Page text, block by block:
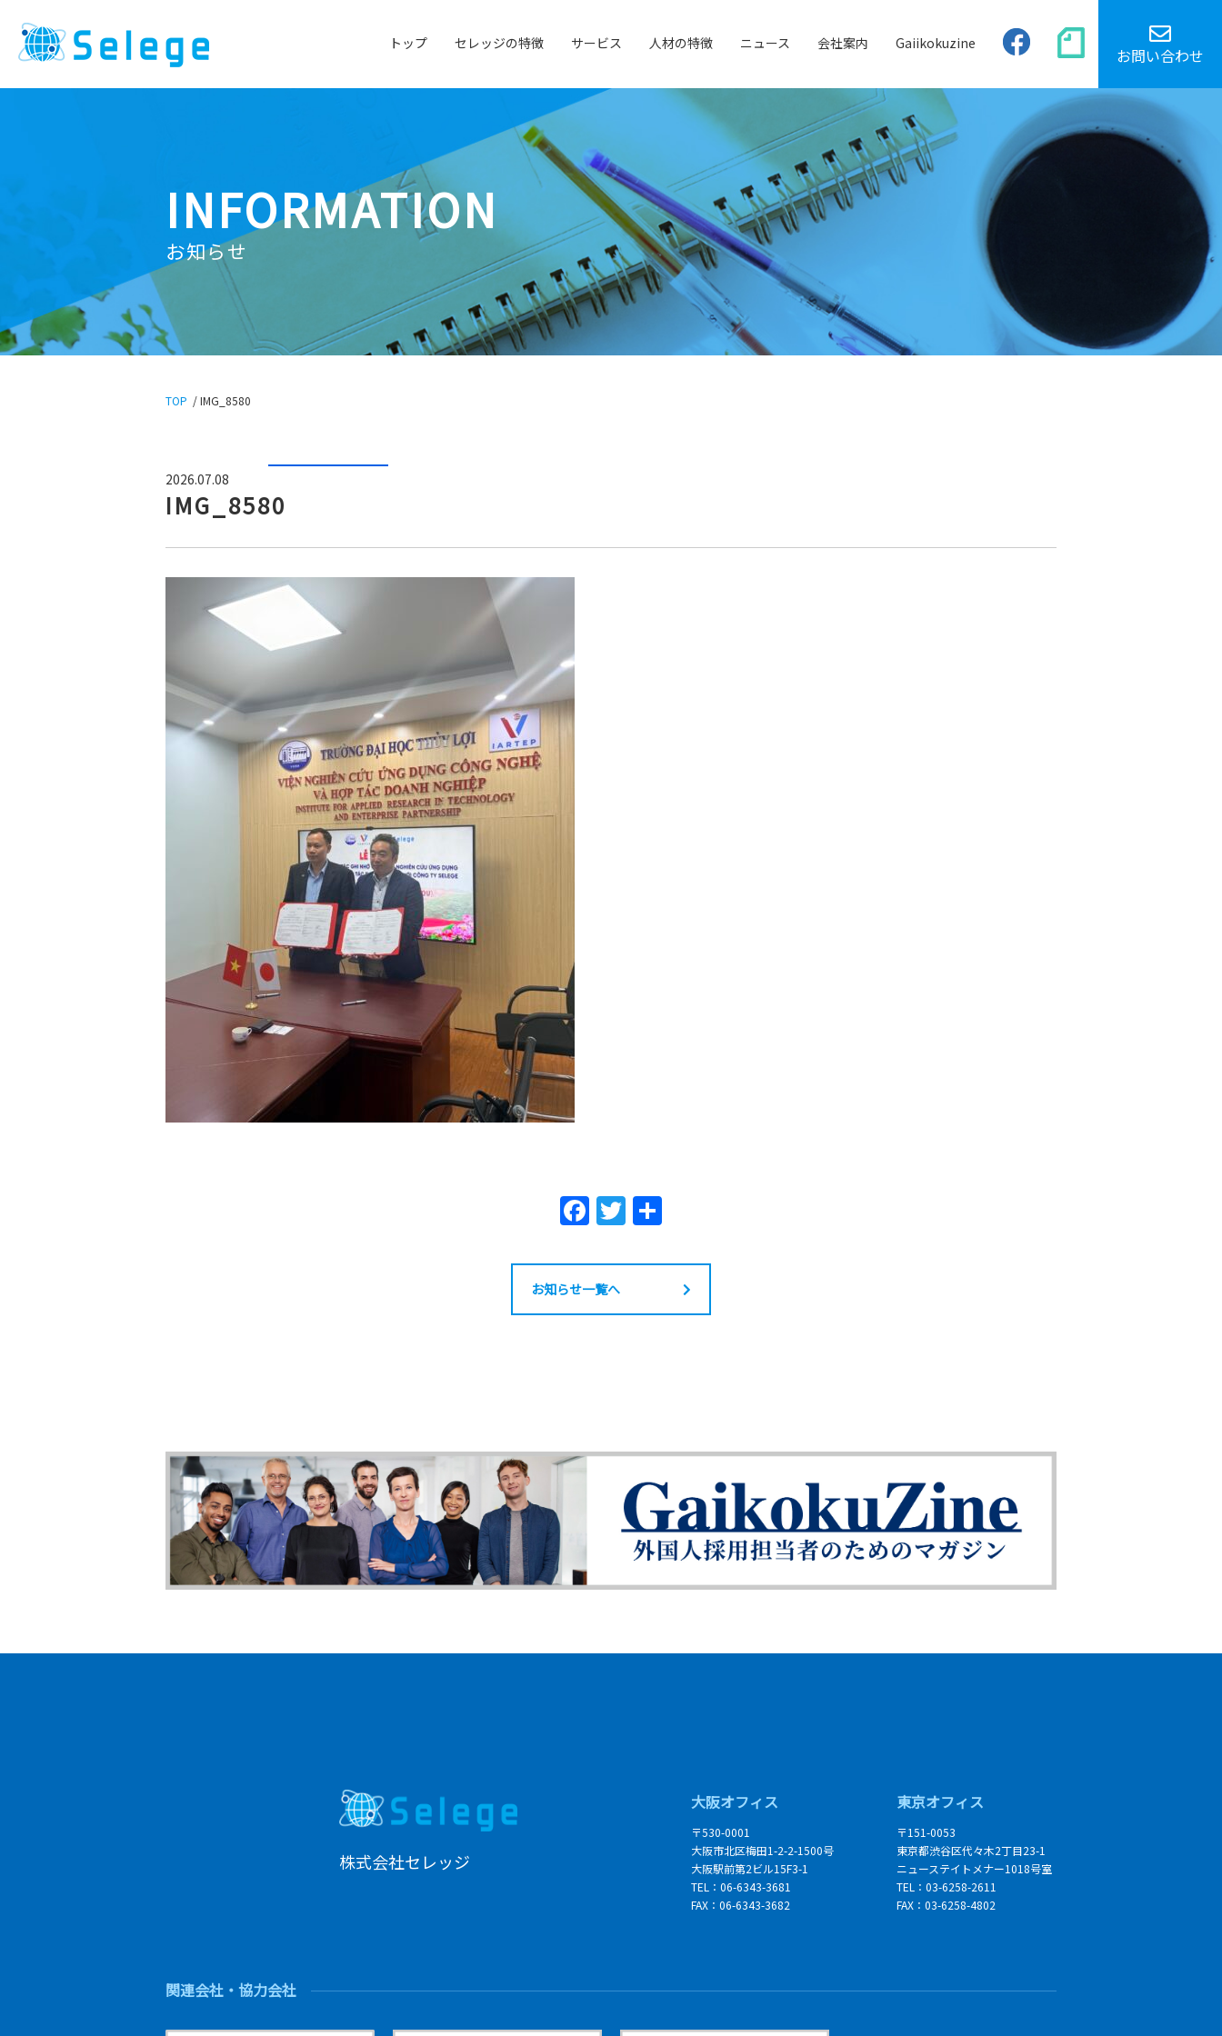
トップ セレッジの特徴 サービス 人材の特徴 ニュース 会社案内 Gaiikokuzine
お問い合わせ
INFORMATION
お知らせ
TOP /IMG_8580
2026.07.08
IMG_8580
F
c
e
b
T
itt
お知らせ一覧へ
株式会社セレッジ
大阪オフィス
〒530-0001
大阪市北区梅田1-2-2-1500号
大阪駅前第2ビル15F3-1
TEL：06-6343-3681
FAX：06-6343-3682
東京オフィス
〒151-0053
東京都渋谷区代々木2丁目23-1
ニューステイトメナー1018号室
TEL：03-6258-2611
FAX：03-6258-4802
関連会社・協力会社